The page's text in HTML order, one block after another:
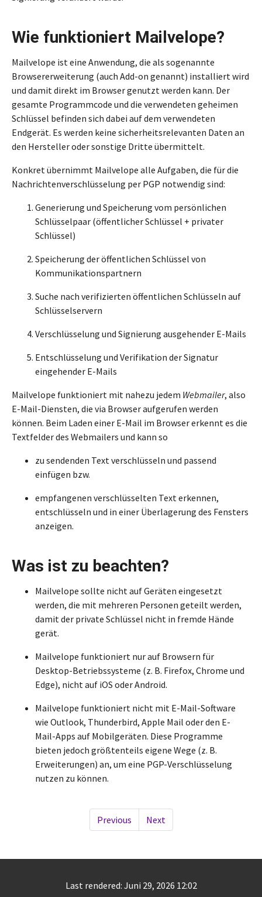
Wie funktioniert Mailvelope?
Mailvelope ist eine Anwendung, die als sogenannte
Browsererweiterung (auch Add-on genannt) installiert wird
und damit direkt im Browser genutzt werden kann. Der
gesamte Programmcode und die verwendeten geheimen
Schlüssel befinden sich dabei auf dem verwendeten
Endgerät. Es werden keine sicherheitsrelevanten Daten an
den Hersteller oder sonstige Dritte übermittelt.
Konkret übernimmt Mailvelope alle Aufgaben, die für die
Nachrichtenverschlüsselung per PGP notwendig sind:
Generierung und Speicherung vom persönlichen
Schlüsselpaar (öffentlicher Schlüssel + privater
Schlüssel)
Speicherung der öffentlichen Schlüssel von
Kommunikationspartnern
Suche nach verifizierten öffentlichen Schlüsseln auf
Schlüsselservern
Verschlüsselung und Signierung ausgehender E-Mails
Entschlüsselung und Verifikation der Signatur
eingehender E-Mails
Mailvelope funktioniert mit nahezu jedem Webmailer, also
E-Mail-Diensten, die via Browser aufgerufen werden
können. Beim Laden einer E-Mail im Browser erkennt es die
Textfelder des Webmailers und kann so
zu sendenden Text verschlüsseln und passend
einfügen bzw.
empfangenen verschlüsselten Text erkennen,
entschlüsseln und in einer Überlagerung des Fensters
anzeigen.
Was ist zu beachten?
Mailvelope sollte nicht auf Geräten eingesetzt
werden, die mit mehreren Personen geteilt werden,
damit der private Schlüssel nicht in fremde Hände
gerät.
Mailvelope funktioniert nur auf Browsern für
Desktop-Betriebssysteme (z. B. Firefox, Chrome und
Edge), nicht auf iOS oder Android.
Mailvelope funktioniert nicht mit E-Mail-Software
wie Outlook, Thunderbird, Apple Mail oder den E-
Mail-Apps auf Mobilgeräten. Diese Programme
bieten jedoch größtenteils eigene Wege (z. B.
Erweiterungen) an, um eine PGP-Verschlüsselung
nutzen zu können.
Previous Next
Last rendered: Juni 29, 2026 12:02